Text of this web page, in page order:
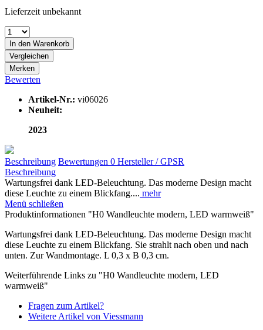
Lieferzeit unbekannt
In den Warenkorb
Vergleichen
Merken
Bewerten
Artikel-Nr.: vi06026
Neuheit:
2023
Beschreibung Bewertungen 0 Hersteller / GPSR
Beschreibung
Wartungsfrei dank LED-Beleuchtung. Das moderne Design macht
diese Leuchte zu einem Blickfang.... mehr
Menü schließen
Produktinformationen "H0 Wandleuchte modern, LED warmweiß"
Wartungsfrei dank LED-Beleuchtung. Das moderne Design macht
diese Leuchte zu einem Blickfang. Sie strahlt nach oben und nach
unten. Zur Wandmontage. L 0,3 x B 0,3 cm.
Weiterführende Links zu "H0 Wandleuchte modern, LED
warmweiß"
Fragen zum Artikel?
Weitere Artikel von Viessmann